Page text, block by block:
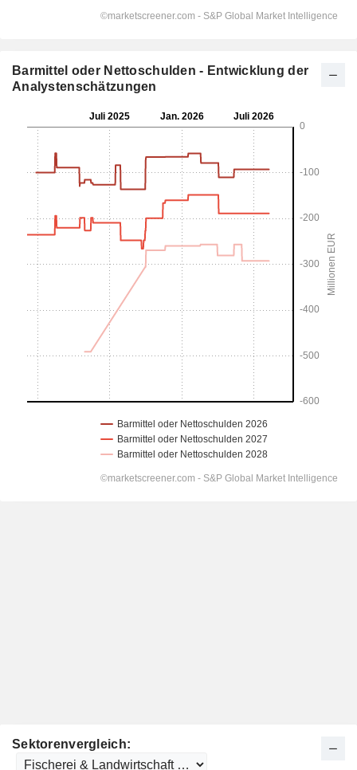
Barmittel oder Nettoschulden - Entwicklung der
Analystenschätzungen
Sektorenvergleich: